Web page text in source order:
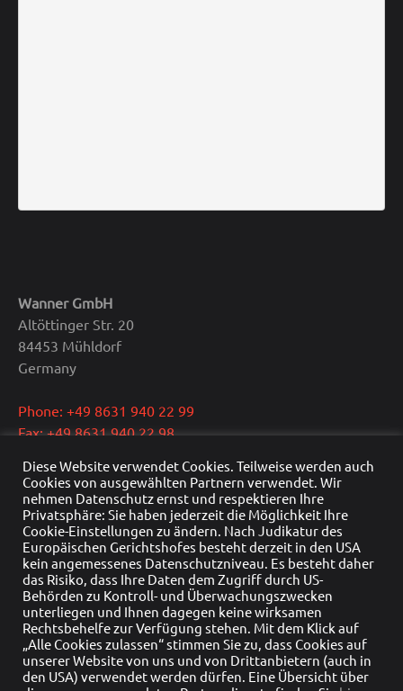
Wanner GmbH
Altöttinger Str. 20
84453 Mühldorf
Germany
Phone: +49 8631 940 22 99
Fax: +49 8631 940 22 98
CEO: Dipl.-Ing. Reinhold Wanner
VAT: DE291415429
HRB Nr.: HRB 22976
Commercial register: Traunstein
Diese Website verwendet Cookies. Teilweise werden auch
Cookies von ausgewählten Partnern verwendet. Wir
nehmen Datenschutz ernst und respektieren Ihre
Privatsphäre: Sie haben jederzeit die Möglichkeit Ihre
Cookie-Einstellungen zu ändern. Nach Judikatur des
Europäischen Gerichtshofes besteht derzeit in den USA
kein angemessenes Datenschutzniveau. Es besteht daher
das Risiko, dass Ihre Daten dem Zugriff durch US-
Behörden zu Kontroll- und Überwachungszwecken
unterliegen und Ihnen dagegen keine wirksamen
Rechtsbehelfe zur Verfügung stehen. Mit dem Klick auf
„Alle Cookies zulassen“ stimmen Sie zu, dass Cookies auf
unserer Website von uns und von Drittanbietern (auch in
den USA) verwendet werden dürfen. Eine Übersicht über